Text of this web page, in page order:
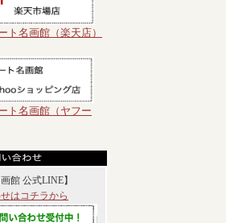
ト名画館（楽天店）
ト名画館（ヤフー
館 公式LINE】
はコチラから